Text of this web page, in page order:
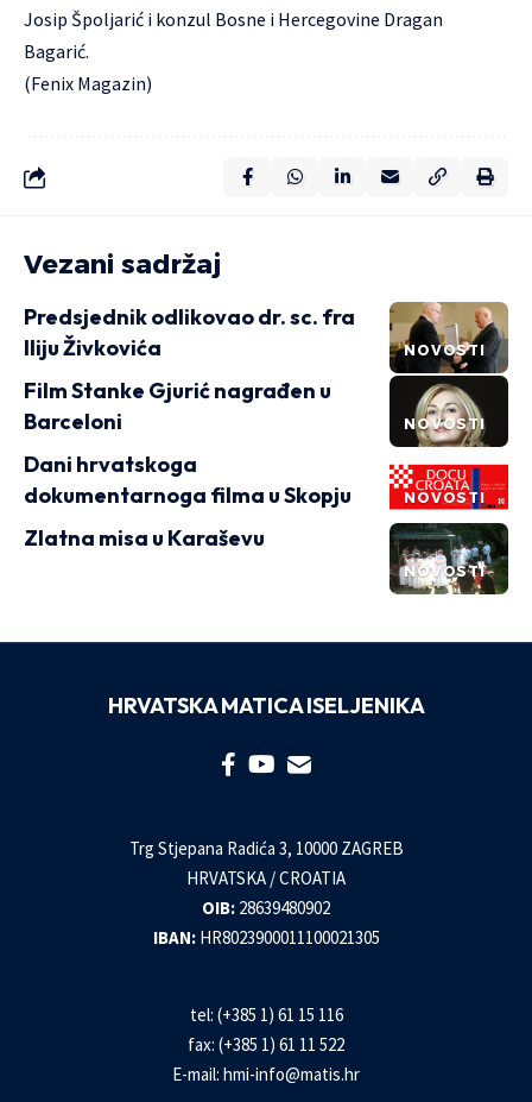
Josip Špoljarić i konzul Bosne i Hercegovine Dragan
Bagarić.
(Fenix Magazin)
Vezani sadržaj
NOVOSTI
Predsjednik odlikovao dr. sc. fra
Iliju Živkovića
NOVOSTI
Film Stanke Gjurić nagrađen u
Barceloni
NOVOSTI
Dani hrvatskoga
dokumentarnoga filma u Skopju
NOVOSTI
Zlatna misa u Karaševu
HRVATSKA MATICA ISELJENIKA
Trg Stjepana Radića 3, 10000 ZAGREB
HRVATSKA / CROATIA
OIB: 28639480902
IBAN: HR8023900011100021305
tel: (+385 1) 61 15 116
fax: (+385 1) 61 11 522
E-mail: hmi-info@matis.hr